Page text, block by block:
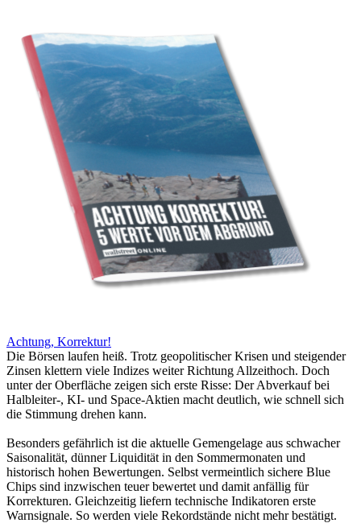
Achtung, Korrektur!
Die Börsen laufen heiß. Trotz geopolitischer Krisen und steigender
Zinsen klettern viele Indizes weiter Richtung Allzeithoch. Doch
unter der Oberfläche zeigen sich erste Risse: Der Abverkauf bei
Halbleiter-, KI- und Space-Aktien macht deutlich, wie schnell sich
die Stimmung drehen kann.
Besonders gefährlich ist die aktuelle Gemengelage aus schwacher
Saisonalität, dünner Liquidität in den Sommermonaten und
historisch hohen Bewertungen. Selbst vermeintlich sichere Blue
Chips sind inzwischen teuer bewertet und damit anfällig für
Korrekturen. Gleichzeitig liefern technische Indikatoren erste
Warnsignale. So werden viele Rekordstände nicht mehr bestätigt.